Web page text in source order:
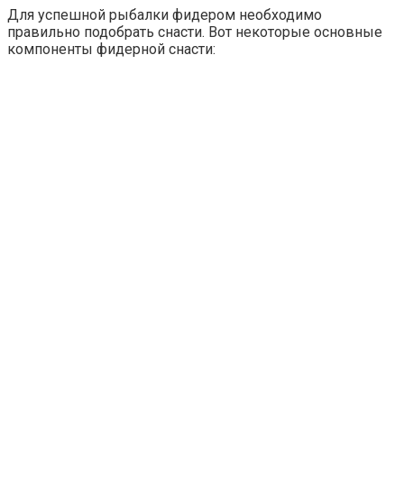
Для успешной рыбалки фидером необходимо
правильно подобрать снасти. Вот некоторые основные
компоненты фидерной снасти: